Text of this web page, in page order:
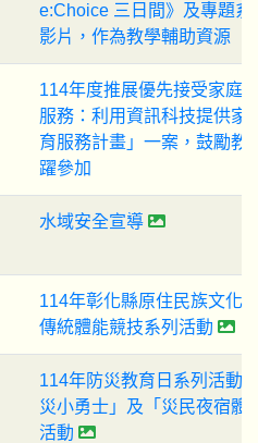
e:Choice 三日間》及專題系
影片，作為教學輔助資源
114年度推展優先接受家庭
服務：利用資訊科技提供家
育服務計畫」一案，鼓勵教
躍參加
水域安全宣導
114年彰化縣原住民族文化
傳統體能競技系列活動
114年防災教育日系列活動
災小勇士」及「災民夜宿體
活動